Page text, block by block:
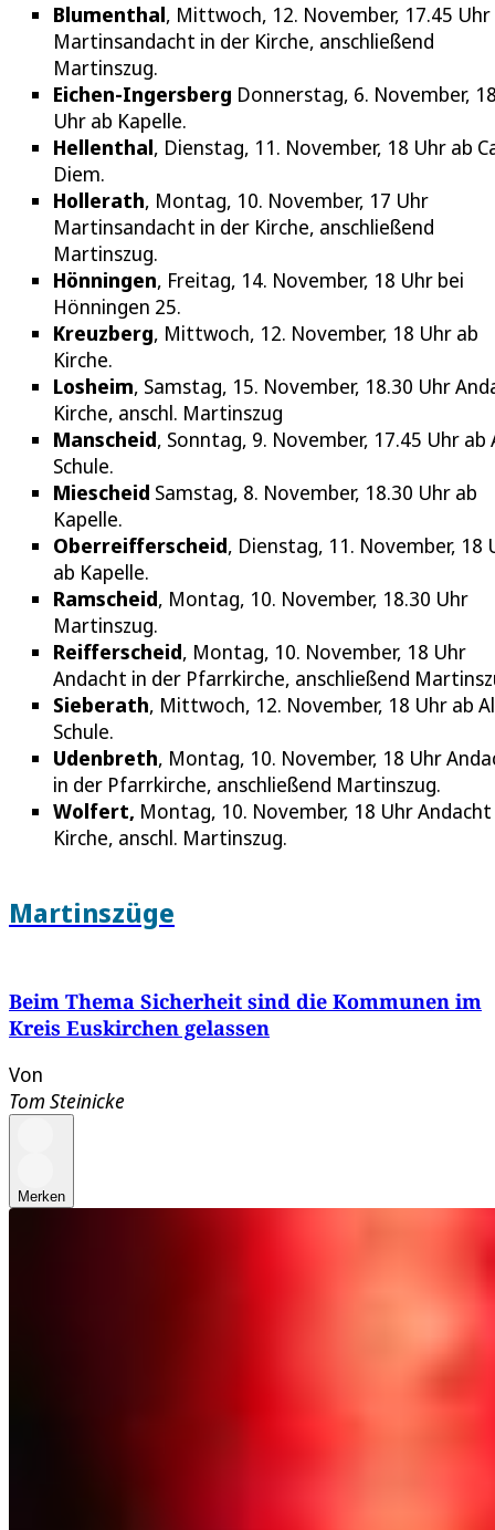
Blumenthal, Mittwoch, 12. November, 17.45 Uhr
Martinsandacht in der Kirche, anschließend
Martinszug.
Eichen-Ingersberg Donnerstag, 6. November,
Uhr ab Kapelle.
Hellenthal, Dienstag, 11. November, 18 Uhr ab
Diem.
Hollerath, Montag, 10. November, 17 Uhr
Martinsandacht in der Kirche, anschließend
Martinszug.
Hönningen, Freitag, 14. November, 18 Uhr bei
Hönningen 25.
Kreuzberg, Mittwoch, 12. November, 18 Uhr ab
Kirche.
Losheim, Samstag, 15. November, 18.30 Uhr
Kirche, anschl. Martinszug
Manscheid, Sonntag, 9. November, 17.45 Uhr ab
Schule.
Miescheid Samstag, 8. November, 18.30 Uhr ab
Kapelle.
Oberreifferscheid, Dienstag, 11. November, 18
ab Kapelle.
Ramscheid, Montag, 10. November, 18.30 Uhr
Martinszug.
Reifferscheid, Montag, 10. November, 18 Uhr
Andacht in der Pfarrkirche, anschließend
Sieberath, Mittwoch, 12. November, 18 Uhr ab
Schule.
Udenbreth, Montag, 10. November, 18 Uhr
in der Pfarrkirche, anschließend Martinszug.
Wolfert, Montag, 10. November, 18 Uhr Andacht
Kirche, anschl. Martinszug.
Martinszüge
Beim Thema Sicherheit sind die Kommunen im
Kreis Euskirchen gelassen
Von
Tom Steinicke
Merken